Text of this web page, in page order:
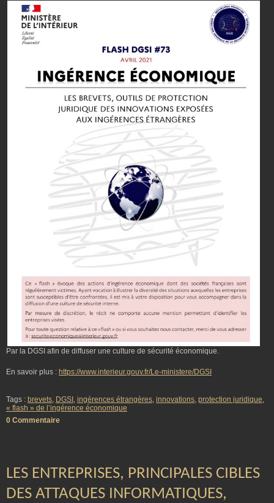
Par la DGSI afin de diffuser une culture de sécurité économique.
En savoir plus : https://www.interieur.gouv.fr/Le-ministere/DGSI
Tags : brevets, DGSI , ingérences étrangères, innovations, protection juridique,
« flash » de l’ingérence économique
0 Commentaire
LES ENTREPRISES, PRINCIPALES CIBLES
DES ATTAQUES INFORMATIQUES,